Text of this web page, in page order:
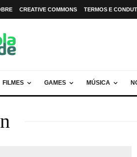
CREATIVE COMMONS TERMOS E
FILMES GAMES MÚSICA